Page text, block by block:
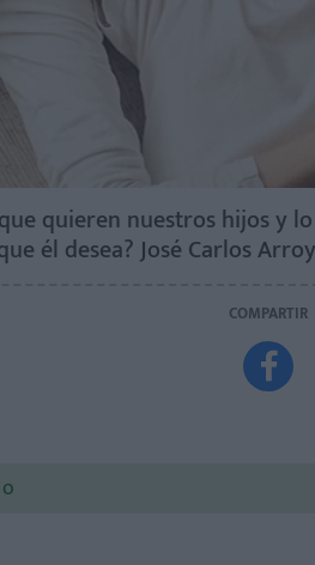
quieren nuestros hijos y
él desea? José Carlos
COMPARTIR
